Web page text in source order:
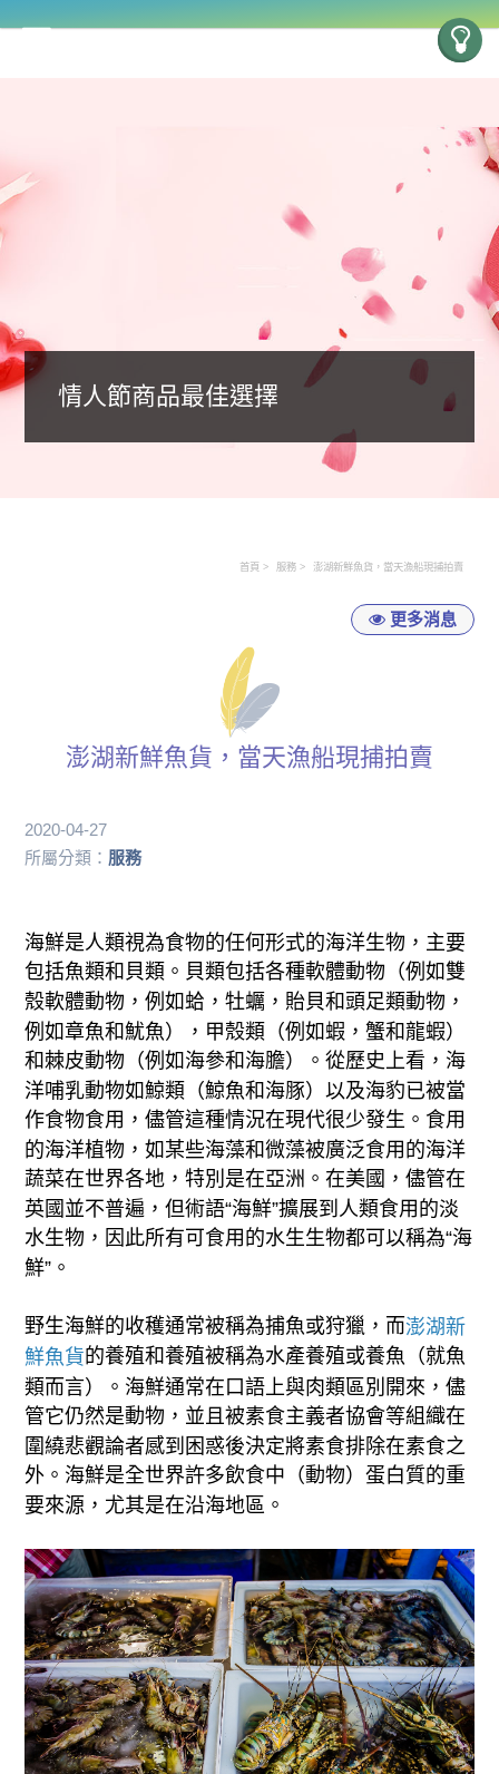
情人節商品最佳選擇
首頁 服務 澎湖新鮮魚貨，當天漁船現捕拍賣
更多消息
澎湖新鮮魚貨，當天漁船現捕拍賣
2020-04-27
所屬分類： 服務
海鮮是人類視為食物的任何形式的海洋生物，主要
包括魚類和貝類。貝類包括各種軟體動物（例如雙
殼軟體動物，例如蛤，牡蠣，貽貝和頭足類動物，
例如章魚和魷魚），甲殼類（例如蝦，蟹和龍蝦）
和棘皮動物（例如海參和海膽）。從歷史上看，海
洋哺乳動物如鯨類（鯨魚和海豚）以及海豹已被當
作食物食用，儘管這種情況在現代很少發生。食用
的海洋植物，如某些海藻和微藻被廣泛食用的海洋
蔬菜在世界各地，特別是在亞洲。在美國，儘管在
英國並不普遍，但術語“海鮮”擴展到人類食用的淡
水生物，因此所有可食用的水生生物都可以稱為“海
鮮”。
野生海鮮的收穫通常被稱為捕魚或狩獵，而澎湖新
鮮魚貨的養殖和養殖被稱為水產養殖或養魚（就魚
類而言）。海鮮通常在口語上與肉類區別開來，儘
管它仍然是動物，並且被素食主義者協會等組織在
圍繞悲觀論者感到困惑後決定將素食排除在素食之
外。海鮮是全世界許多飲食中（動物）蛋白質的重
要來源，尤其是在沿海地區。